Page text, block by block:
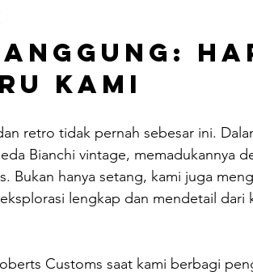
Kami
retro tidak pernah sebesar ini.
Bianchi vintage, memadukannya
Bukan hanya setang, kami juga
lengkap dan mendetail dari
Customs saat kami berbagi